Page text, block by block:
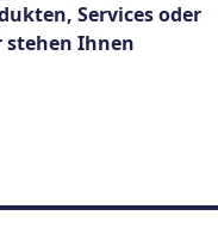
Services oder
stehen Ihnen